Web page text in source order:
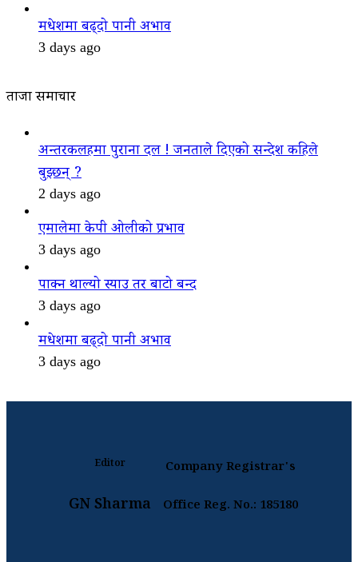
मधेशमा बढ्दो पानी अभाव
3 days ago
ताजा समाचार
अन्तरकलहमा पुराना दल ! जनताले दिएको सन्देश कहिले
बुझ्छन् ?
2 days ago
एमालेमा केपी ओलीको प्रभाव
3 days ago
पाक्न थाल्यो स्याउ तर बाटो बन्द
3 days ago
मधेशमा बढ्दो पानी अभाव
3 days ago
Editor
GN Sharma
Company Registrar's
Office Reg. No.: 185180